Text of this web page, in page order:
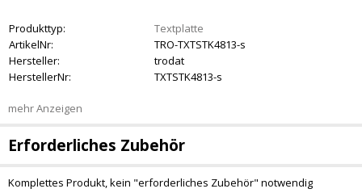
Produkttyp:
Textplatte
ArtikelNr:
TRO-TXTSTK4813-s
Hersteller:
trodat
HerstellerNr:
TXTSTK4813-s
mehr Anzeigen
Erforderliches Zubehör
Komplettes Produkt, kein "erforderliches Zubehör" notwendig